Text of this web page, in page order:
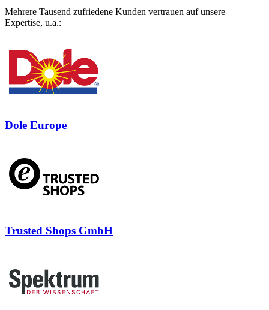
Mehrere Tausend zufriedene Kunden vertrauen auf unsere
Expertise, u.a.:
Dole Europe
Trusted Shops GmbH